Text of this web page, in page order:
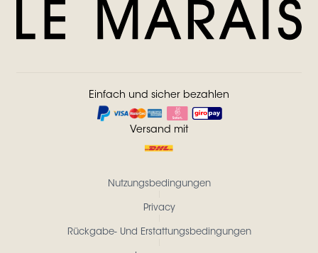
Einfach und sicher bezahlen
Versand mit
Nutzungsbedingungen
Privacy
Rückgabe- Und Erstattungsbedingungen